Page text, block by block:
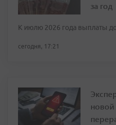
за год
К июлю 2026 года выплаты
сегодня, 17:21